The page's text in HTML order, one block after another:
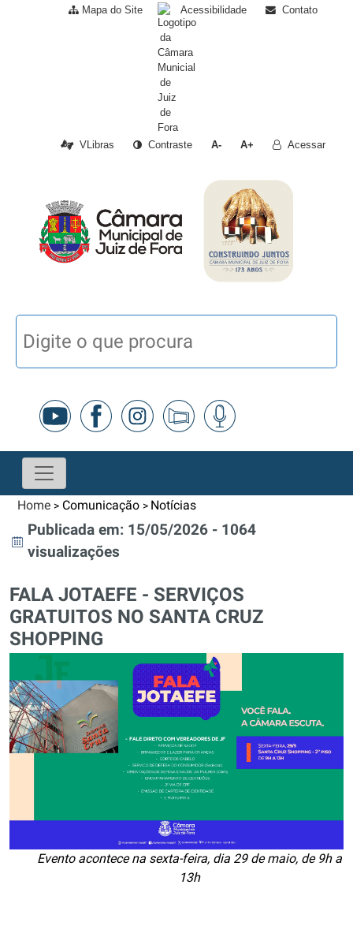
Mapa do Site Acessibilidade Contato
VLibras Contraste A- A+ Acessar
Home > Comunicação > Notícias
Publicada em: 15/05/2026 - 1064
visualizações
FALA JOTAEFE - SERVIÇOS
GRATUITOS NO SANTA CRUZ
SHOPPING
Evento acontece na sexta-feira, dia 29 de maio, de 9h a
13h